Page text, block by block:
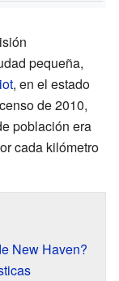
pequeña,
, en el estado
de 2010,
población era
cada kilómetro
New Haven?